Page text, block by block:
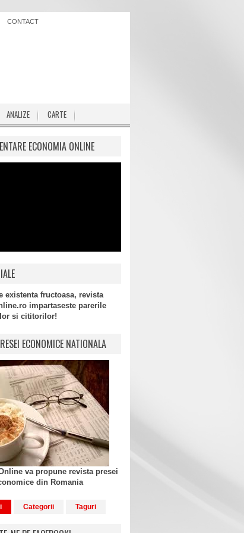
CONTACT
ANALIZE CARTE
ECONOMIA ONLINE
existenta fructoasa, revista
impartaseste parerile
si cititorilor!
ECONOMICE NATIONALA
va propune revista presei
din Romania
Categorii Taguri